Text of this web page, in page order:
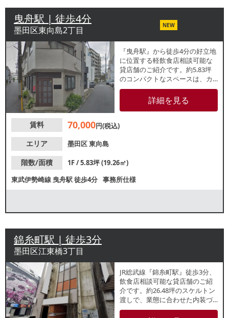
曳舟駅 | 徒歩4分
墨田区東向島2丁目 NEW
『曳舟駅』から徒歩4分の好立地
に位置する軽飲食店相談可能な
貸店舗のご紹介です。約5.83坪
のコンパクトなスペースは、カ
フェや食物販店、コーヒーショ
ップなどの業態におすすめ。周
辺は住居や事務所が集まる落ち
詳細を見る
賃料 70,000円(税込)
エリア
墨田区東向島
階数/面積
1F / 5.83坪 (19.26㎡)
東武伊勢崎線曳舟駅徒歩4分 事務所仕様
錦糸町駅 | 徒歩3分
墨田区江東橋3丁目
JR総武線『錦糸町駅』徒歩3分、
飲食店相談可能な貸店舗のご紹
介です。約26.48坪のスケルトン
渡しで、業態に合わせた内装づ
くりをご検討いただけます。飲